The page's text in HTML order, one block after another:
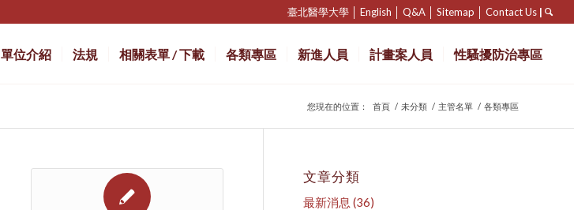
臺北醫學大學 │English │Q&A │Sitemap │Contact Us |
單位介紹 法規 相關表單 / 下載 各類專區 新進人員 計畫案人員 性騷擾防治專區
您現在的位置： 首頁 / 未分類 / 主管名單 / 各類專區
文章分類
最新消息 (36)